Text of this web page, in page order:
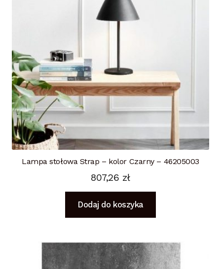
Lampa stołowa Strap – kolor Czarny – 46205003
807,26 zł
Dodaj do koszyka